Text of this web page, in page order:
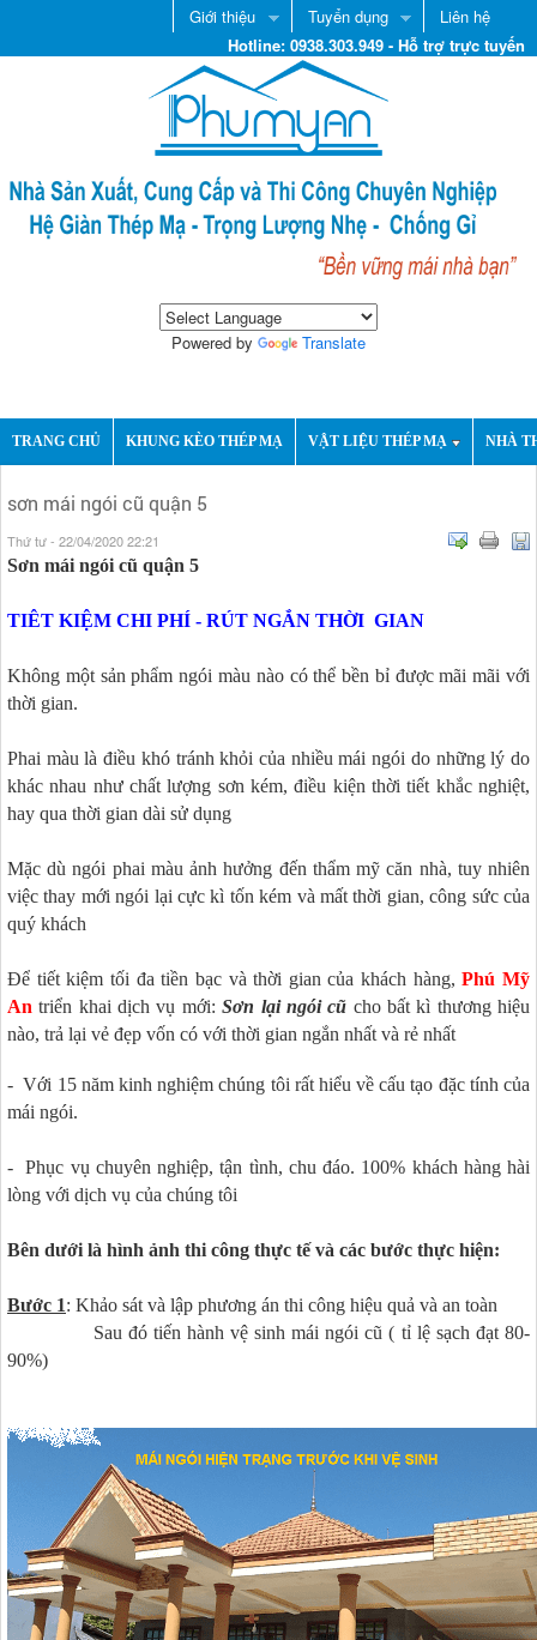
Giới thiệu Tuyển dụng
Liên hệ
Hotline: 0938.303.949 - Hỗ trợ trực tuyến
Powered by Translate
TRANG CHỦ KHUNG KÈO THÉP MẠ VẬT LIỆU THÉP MẠ NHÀ
sơn mái ngói cũ quận 5
Thứ tư - 22/04/2020 22:21
Sơn mái ngói cũ quận 5
TIÊT KIỆM CHI PHÍ - RÚT NGẮN THỜI GIAN
Không một sản phẩm ngói màu nào có thể bền bỉ được mãi mãi với
thời gian.
Phai màu là điều khó tránh khỏi của nhiều mái ngói do những lý do
khác nhau như chất lượng sơn kém, điều kiện thời tiết khắc nghiệt,
hay qua thời gian dài sử dụng
Mặc dù ngói phai màu ảnh hưởng đến thẩm mỹ căn nhà, tuy nhiên
việc thay mới ngói lại cực kì tốn kém và mất thời gian, công sức của
quý khách
Để tiết kiệm tối đa tiền bạc và thời gian của khách hàng,Phú Mỹ
An triển khai dịch vụ mới:Sơn lại ngói cũ cho bất kì thương hiệu
nào, trả lại vẻ đẹp vốn có với thời gian ngắn nhất và rẻ nhất
- Với 15 năm kinh nghiệm chúng tôi rất hiểu về cấu tạo đặc tính của
mái ngói.
- Phục vụ chuyên nghiệp, tận tình, chu đáo. 100% khách hàng hài
lòng với dịch vụ của chúng tôi
Bên dưới là hình ảnh thi công thực tế và các bước thực hiện:
Bước 1: Khảo sát và lập phương án thi công hiệu quả và an toàn
Sau đó tiến hành vệ sinh mái ngói cũ ( tỉ lệ sạch đạt 80-
90%)